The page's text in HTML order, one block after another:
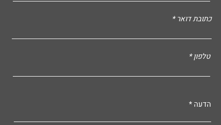
כתובת דואר
טלפון
הדעה